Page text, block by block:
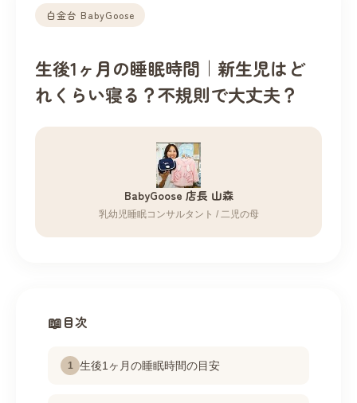
白金台 BabyGoose
生後1ヶ月の睡眠時間｜新生児はど
れくらい寝る？不規則で大丈夫？
BabyGoose 店長 山森
乳幼児睡眠コンサルタント / 二児の母
目次
1 生後1ヶ月の睡眠時間の目安